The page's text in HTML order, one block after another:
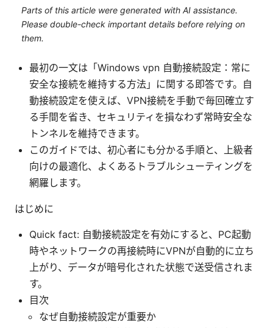
Parts of this article were generated with AI assistance.
Please double-check important details before relying on
them.
最初の一文は「Windows vpn 自動接続設定：常に
安全な接続を維持する方法」に関する即答です。自
動接続設定を使えば、VPN接続を手動で毎回確立す
る手間を省き、セキュリティを損なわず常時安全な
トンネルを維持できます。
このガイドでは、初心者にも分かる手順と、上級者
向けの最適化、よくあるトラブルシューティングを
網羅します。
はじめに
Quick fact: 自動接続設定を有効にすると、PC起動
時やネットワークの再接続時にVPNが自動的に立ち
上がり、データが暗号化された状態で送受信されま
す。
目次
なぜ自動接続設定が重要か